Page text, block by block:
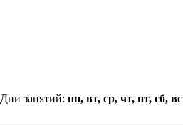
Дни занятий: пн, вт, ср, чт, пт, сб, вс